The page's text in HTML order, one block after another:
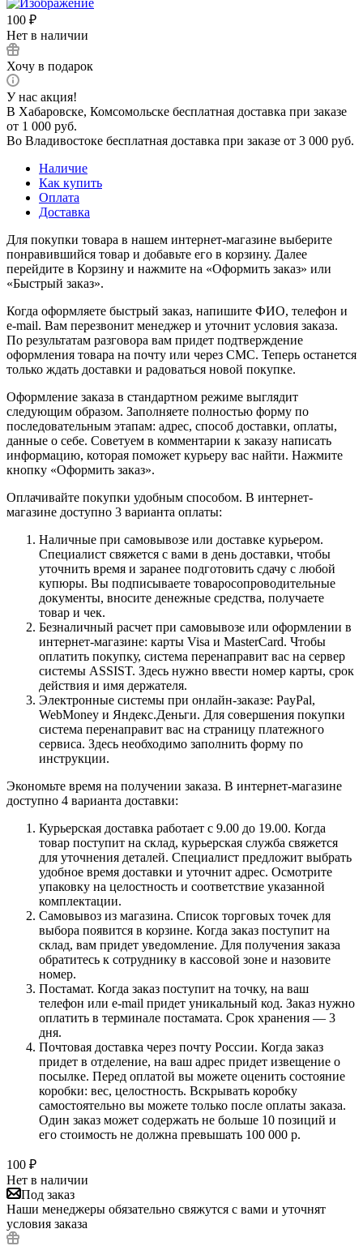
100 ₽
Нет в наличии
Хочу в подарок
У нас акция!
В Хабаровске, Комсомольске бесплатная доставка при заказе
от 1 000 руб.
Во Владивостоке бесплатная доставка при заказе от 3 000 руб.
Наличие
Как купить
Оплата
Доставка
Для покупки товара в нашем интернет-магазине выберите
понравившийся товар и добавьте его в корзину. Далее
перейдите в Корзину и нажмите на «Оформить заказ» или
«Быстрый заказ».
Когда оформляете быстрый заказ, напишите ФИО, телефон и
e-mail. Вам перезвонит менеджер и уточнит условия заказа.
По результатам разговора вам придет подтверждение
оформления товара на почту или через СМС. Теперь останется
только ждать доставки и радоваться новой покупке.
Оформление заказа в стандартном режиме выглядит
следующим образом. Заполняете полностью форму по
последовательным этапам: адрес, способ доставки, оплаты,
данные о себе. Советуем в комментарии к заказу написать
информацию, которая поможет курьеру вас найти. Нажмите
кнопку «Оформить заказ».
Оплачивайте покупки удобным способом. В интернет-
магазине доступно 3 варианта оплаты:
Наличные при самовывозе или доставке курьером.
Специалист свяжется с вами в день доставки, чтобы
уточнить время и заранее подготовить сдачу с любой
купюры. Вы подписываете товаросопроводительные
документы, вносите денежные средства, получаете
товар и чек.
Безналичный расчет при самовывозе или оформлении в
интернет-магазине: карты Visa и MasterCard. Чтобы
оплатить покупку, система перенаправит вас на сервер
системы ASSIST. Здесь нужно ввести номер карты, срок
действия и имя держателя.
Электронные системы при онлайн-заказе: PayPal,
WebMoney и Яндекс.Деньги. Для совершения покупки
система перенаправит вас на страницу платежного
сервиса. Здесь необходимо заполнить форму по
инструкции.
Экономьте время на получении заказа. В интернет-магазине
доступно 4 варианта доставки:
Курьерская доставка работает с 9.00 до 19.00. Когда
товар поступит на склад, курьерская служба свяжется
для уточнения деталей. Специалист предложит выбрать
удобное время доставки и уточнит адрес. Осмотрите
упаковку на целостность и соответствие указанной
комплектации.
Самовывоз из магазина. Список торговых точек для
выбора появится в корзине. Когда заказ поступит на
склад, вам придет уведомление. Для получения заказа
обратитесь к сотруднику в кассовой зоне и назовите
номер.
Постамат. Когда заказ поступит на точку, на ваш
телефон или e-mail придет уникальный код. Заказ нужно
оплатить в терминале постамата. Срок хранения — 3
дня.
Почтовая доставка через почту России. Когда заказ
придет в отделение, на ваш адрес придет извещение о
посылке. Перед оплатой вы можете оценить состояние
коробки: вес, целостность. Вскрывать коробку
самостоятельно вы можете только после оплаты заказа.
Один заказ может содержать не больше 10 позиций и
его стоимость не должна превышать 100 000 р.
100 ₽
Нет в наличии
Под заказ
Наши менеджеры обязательно свяжутся с вами и уточнят
условия заказа